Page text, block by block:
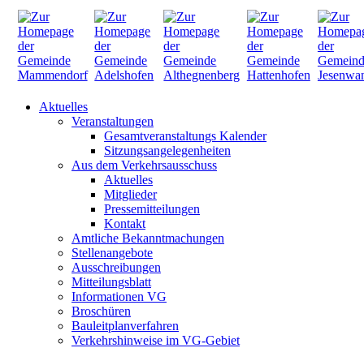
Aktuelles
Veranstaltungen
Gesamtveranstaltungs Kalender
Sitzungsangelegenheiten
Aus dem Verkehrsausschuss
Aktuelles
Mitglieder
Pressemitteilungen
Kontakt
Amtliche Bekanntmachungen
Stellenangebote
Ausschreibungen
Mitteilungsblatt
Informationen VG
Broschüren
Bauleitplanverfahren
Verkehrshinweise im VG-Gebiet